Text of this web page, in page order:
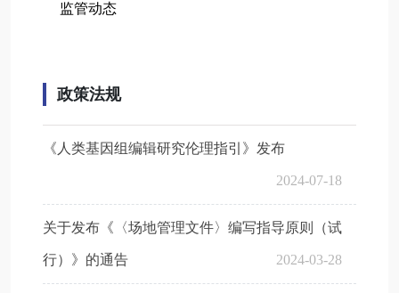
监管动态
政策法规
《人类基因组编辑研究伦理指引》发布
2024-07-18
关于发布《〈场地管理文件〉编写指导原则（试
行）》的通告 2024-03-28